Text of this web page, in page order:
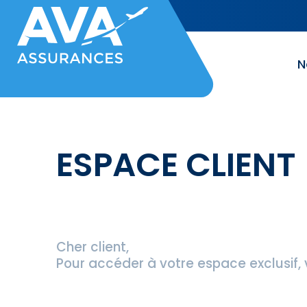
ESPACE CLIENT
Cher client,
Pour accéder à votre espace